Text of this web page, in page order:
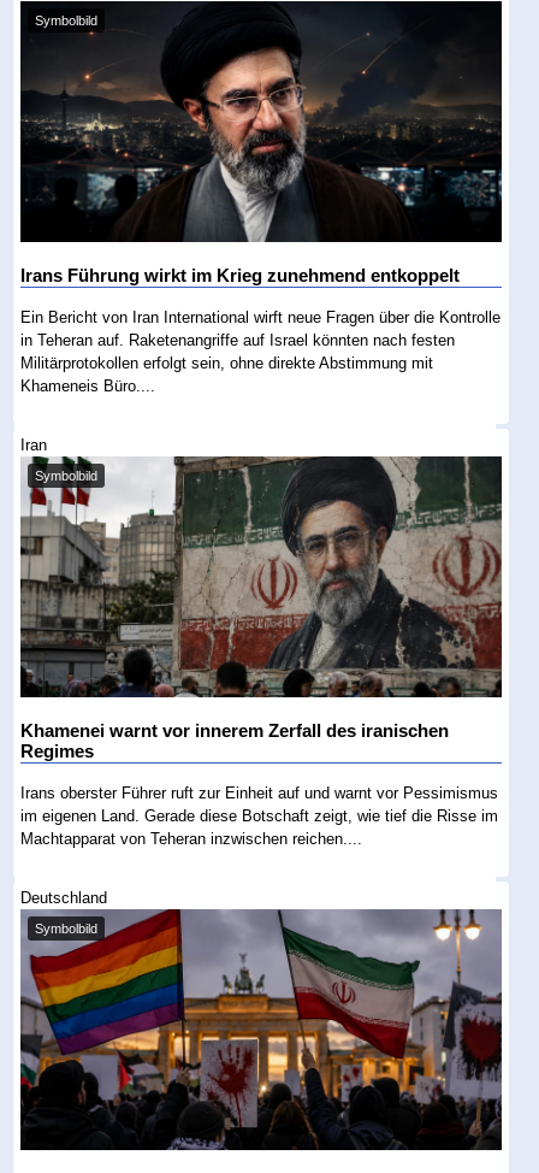
Symbolbild
Irans Führung wirkt im Krieg zunehmend entkoppelt
Ein Bericht von Iran International wirft neue Fragen über die Kontrolle
in Teheran auf. Raketenangriffe auf Israel könnten nach festen
Militärprotokollen erfolgt sein, ohne direkte Abstimmung mit
Khameneis Büro....
Iran
Symbolbild
Khamenei warnt vor innerem Zerfall des iranischen
Regimes
Irans oberster Führer ruft zur Einheit auf und warnt vor Pessimismus
im eigenen Land. Gerade diese Botschaft zeigt, wie tief die Risse im
Machtapparat von Teheran inzwischen reichen....
Deutschland
Symbolbild